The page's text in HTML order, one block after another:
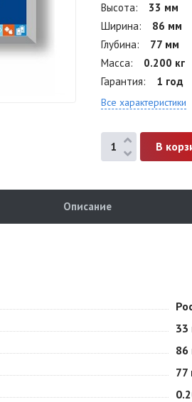
Высота
33 мм
Ширина
86 мм
Глубина
77 мм
Масса
0.200 кг
Гарантия
1 год
Все характеристики
Описание
77